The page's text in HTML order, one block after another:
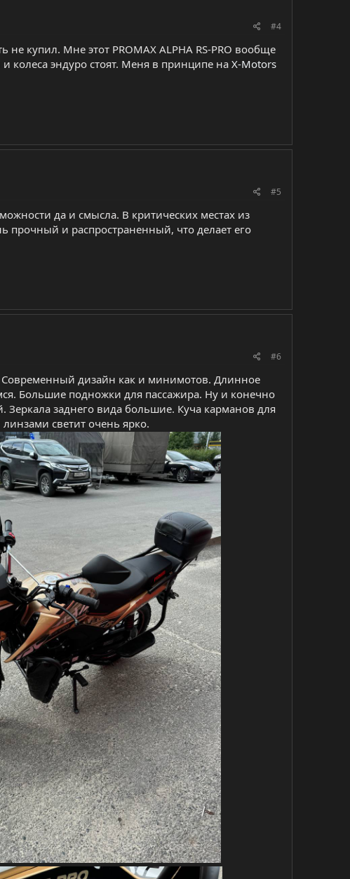
#4
купил. Мне этот PROMAX ALPHA RS-PRO вообще
колеса эндуро стоят. Меня в принципе на X-Motors
#5
да и смысла. В критических местах из
прочный и распространенный, что делает его
#6
Современный дизайн как и минимотов. Длинное
Большие подножки для пассажира. Ну и конечно
Зеркала заднего вида большие. Куча карманов для
светит очень ярко.